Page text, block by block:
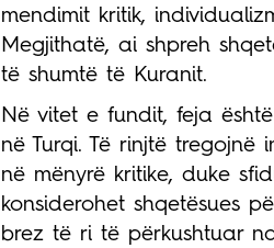
mendimit kritik,
Megjithatë, ai shpreh
të shumtë të Kuranit.
Në vitet e fundit, feja
në Turqi. Të rinjtë
në mënyrë kritike, duke
konsiderohet shqetësues
brez të ri të përkushtuar